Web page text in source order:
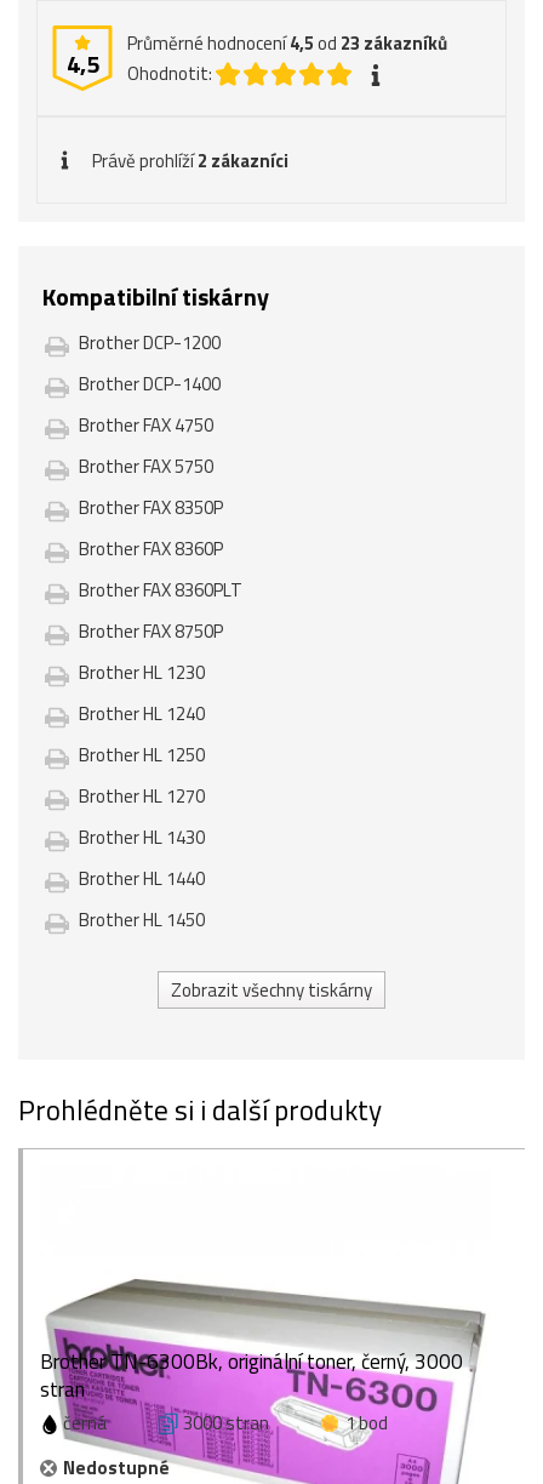
4,5
Průměrné hodnocení4,5od 23 zákazníků
Ohodnotit:
Právě prohlíží2 zákazníci
Kompatibilní tiskárny
Brother DCP-1200
Brother DCP-1400
Brother FAX 4750
Brother FAX 5750
Brother FAX 8350P
Brother FAX 8360P
Brother FAX 8360PLT
Brother FAX 8750P
Brother HL 1230
Brother HL 1240
Brother HL 1250
Brother HL 1270
Brother HL 1430
Brother HL 1440
Brother HL 1450
Zobrazit všechny tiskárny
Prohlédněte si i další produkty
Brother TN-6300Bk, originální toner, černý, 3000
stran
černá 3000 stran
1 bod
Nedostupné